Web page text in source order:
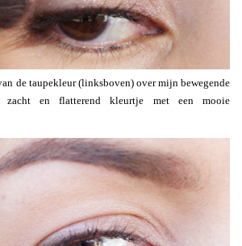
de taupekleur (linksboven) over mijn bewegende
zacht en flatterend kleurtje met een mooie